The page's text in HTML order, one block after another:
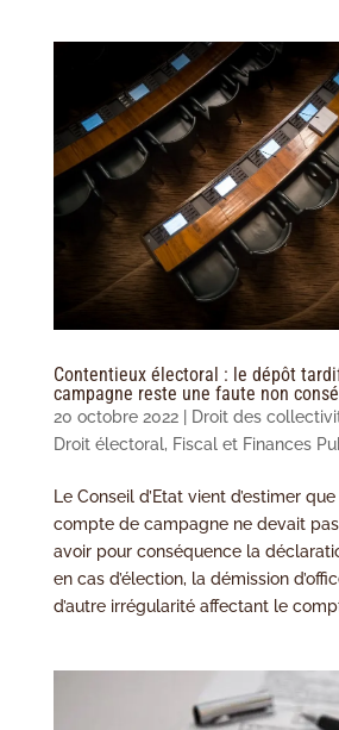
Contentieux électoral : le dépôt
campagne reste une faute non
20 octobre 2022| Droit des
Droit électoral, Fiscal et Finances
Le Conseil d’Etat vient d’estimer
compte de campagne ne devait
avoir pour conséquence la
en cas d’élection, la démission
d’autre irrégularité affectant le